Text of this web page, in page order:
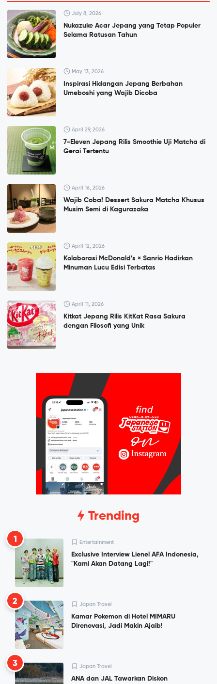
July 8, 2026
Nukazuke Acar Jepang yang Tetap Populer
Selama Ratusan Tahun
May 13, 2026
Inspirasi Hidangan Jepang Berbahan
Umeboshi yang Wajib Dicoba
April 29, 2026
7-Eleven Jepang Rilis Smoothie Uji Matcha di
Gerai Tertentu
April 16, 2026
Wajib Coba! Dessert Sakura Matcha Khusus
Musim Semi di Kagurazaka
April 12, 2026
Kolaborasi McDonald’s × Sanrio Hadirkan
Minuman Lucu Edisi Terbatas
April 11, 2026
Kitkat Jepang Rilis KitKat Rasa Sakura
dengan Filosofi yang Unik
Trending
1 Entertainment
Exclusive Interview Lienel AFA Indonesia,
"Kami Akan Datang Lagi!"
2 Japan Travel
Kamar Pokemon di Hotel MIMARU
Direnovasi, Jadi Makin Ajaib!
3 Japan Travel
ANA dan JAL Tawarkan Diskon